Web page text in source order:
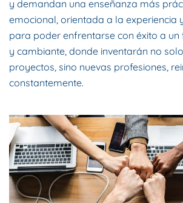
y demandan una enseñanza más
emocional, orientada a la experiencia
para poder enfrentarse con éxito a un
y cambiante, donde inventarán no
proyectos, sino nuevas profesiones,
constantemente.